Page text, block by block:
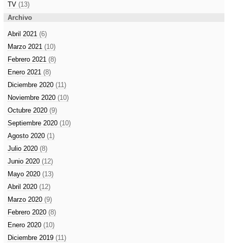
TV (13)
Archivo
Abril 2021 (6)
Marzo 2021 (10)
Febrero 2021 (8)
Enero 2021 (8)
Diciembre 2020 (11)
Noviembre 2020 (10)
Octubre 2020 (9)
Septiembre 2020 (10)
Agosto 2020 (1)
Julio 2020 (8)
Junio 2020 (12)
Mayo 2020 (13)
Abril 2020 (12)
Marzo 2020 (9)
Febrero 2020 (8)
Enero 2020 (10)
Diciembre 2019 (11)